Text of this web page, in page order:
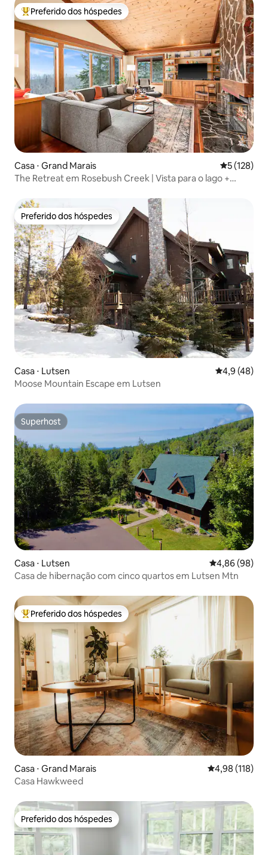
Entre os melhores preferidos dos hóspedes
Preferido dos hóspedes
Casa ⋅ Grand Marais 5 de uma
5 (128)
The Retreat em Rosebush Creek | Vista para o lago +
Preferido dos hóspedes
Preferido dos hóspedes
Casa ⋅ Lutsen 4,9 de uma
4,9 (48)
Moose Mountain Escape em Lutsen
Superhost
Superhost
Casa ⋅ Lutsen 4,86 de uma
4,86 (98)
Casa de hibernação com cinco quartos em Lutsen Mtn
Entre os melhores preferidos dos hóspedes
Preferido dos hóspedes
Casa ⋅ Grand Marais 4,98 de uma
4,98 (118)
Casa Hawkweed
Preferido dos hóspedes
Preferido dos hóspedes